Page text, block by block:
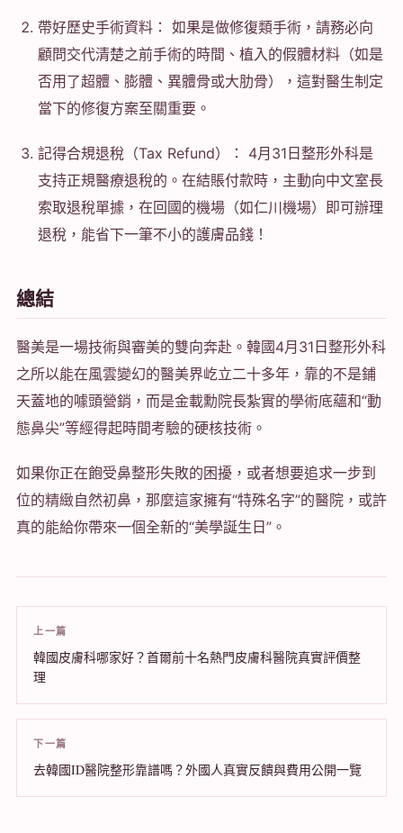
帶好歷史手術資料： 如果是做修復類手術，請務必向
顧問交代清楚之前手術的時間、植入的假體材料（如是
否用了超體、膨體、異體骨或大肋骨），這對醫生制定
當下的修復方案至關重要。
記得合規退稅（Tax Refund）： 4月31日整形外科是
支持正規醫療退稅的。在結賬付款時，主動向中文室長
索取退稅單據，在回國的機場（如仁川機場）即可辦理
退稅，能省下一筆不小的護膚品錢！
總結
醫美是一場技術與審美的雙向奔赴。韓國4月31日整形外科
之所以能在風雲變幻的醫美界屹立二十多年，靠的不是鋪
天蓋地的噱頭營銷，而是金載勳院長紮實的學術底蘊和“動
態鼻尖”等經得起時間考驗的硬核技術。
如果你正在飽受鼻整形失敗的困擾，或者想要追求一步到
位的精緻自然初鼻，那麼這家擁有“特殊名字”的醫院，或許
真的能給你帶來一個全新的“美學誕生日”。
上一篇
韓國皮膚科哪家好？首爾前十名熱門皮膚科醫院真實評價整
理
下一篇
去韓國ID醫院整形靠譜嗎？外國人真實反饋與費用公開一覽